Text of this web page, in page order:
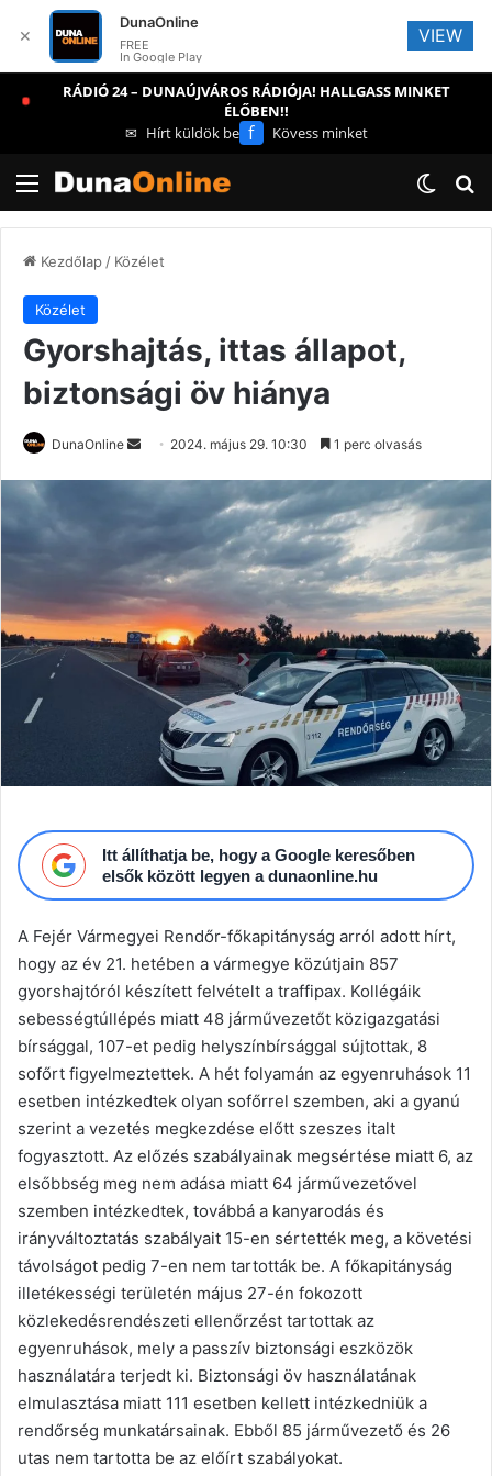
RÁDIÓ 24 – DUNAÚJVÁROS RÁDIÓJA! HALLGASS MINKET
ÉLŐBEN!!
✉ Hírt küldök be f Kövess minket
Menü
Kezdőlap/ Közélet
Közélet
Gyorshajtás, ittas állapot,
biztonsági öv hiánya
DunaOnline
Send
email
2024. május 29. 10:30 1 perc olvasás
Itt állíthatja be, hogy a Google keresőben
elsők között legyen a dunaonline.hu
A Fejér Vármegyei Rendőr-főkapitányság arról adott hírt,
hogy az év 21. hetében a vármegye közútjain 857
gyorshajtóról készített felvételt a traffipax. Kollégáik
sebességtúllépés miatt 48 járművezetőt közigazgatási
bírsággal, 107-et pedig helyszínbírsággal sújtottak, 8
sofőrt figyelmeztettek. A hét folyamán az egyenruhások 11
esetben intézkedtek olyan sofőrrel szemben, aki a gyanú
szerint a vezetés megkezdése előtt szeszes italt
fogyasztott. Az előzés szabályainak megsértése miatt 6, az
elsőbbség meg nem adása miatt 64 járművezetővel
szemben intézkedtek, továbbá a kanyarodás és
irányváltoztatás szabályait 15-en sértették meg, a követési
távolságot pedig 7-en nem tartották be. A főkapitányság
illetékességi területén május 27-én fokozott
közlekedésrendészeti ellenőrzést tartottak az
egyenruhások, mely a passzív biztonsági eszközök
használatára terjedt ki. Biztonsági öv használatának
elmulasztása miatt 111 esetben kellett intézkedniük a
rendőrség munkatársainak. Ebből 85 járművezető és 26
utas nem tartotta be az előírt szabályokat.
✕
DunaOnline
FREE
In Google Play
VIEW